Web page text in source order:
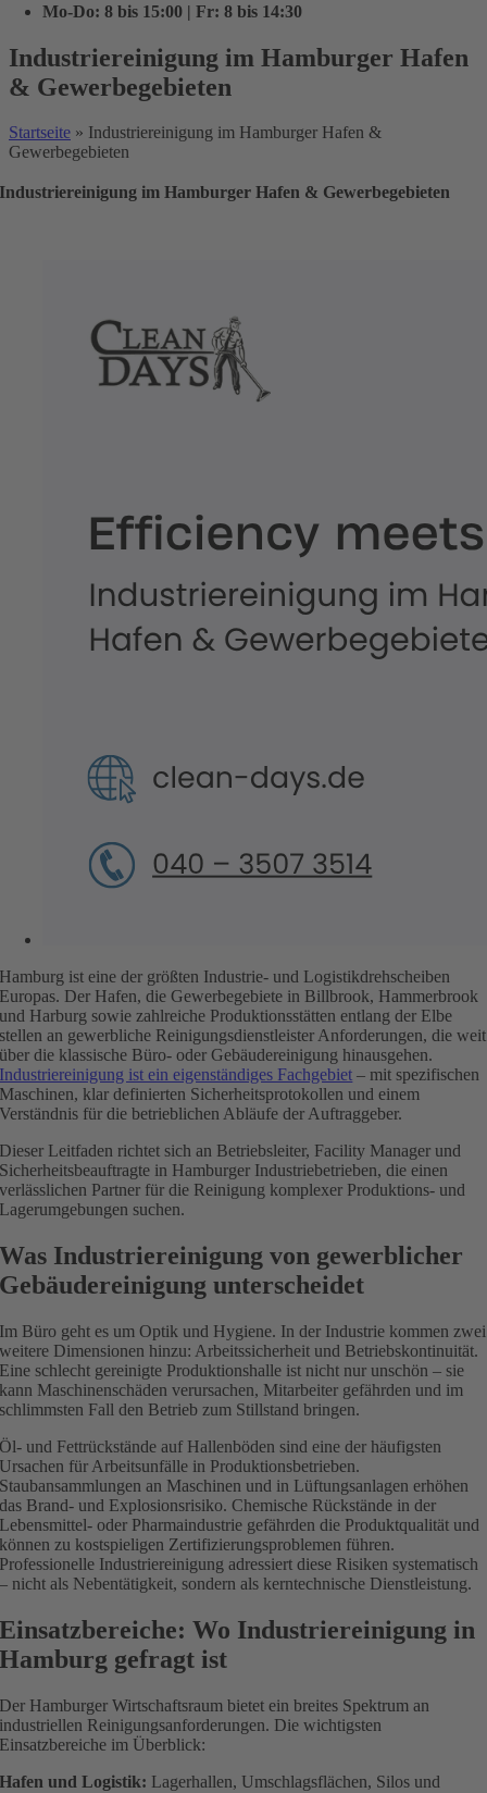
Mo-Do: 8 bis 15:00 | Fr: 8 bis 14:30
Industriereinigung im Hamburger Hafen
& Gewerbegebieten
Startseite » Industriereinigung im Hamburger Hafen &
Gewerbegebieten
Industriereinigung im Hamburger Hafen & Gewerbegebieten
Hamburg ist eine der größten Industrie- und Logistikdrehscheiben
Europas. Der Hafen, die Gewerbegebiete in Billbrook, Hammerbrook
und Harburg sowie zahlreiche Produktionsstätten entlang der Elbe
stellen an gewerbliche Reinigungsdienstleister Anforderungen, die weit
über die klassische Büro- oder Gebäudereinigung hinausgehen.
Industriereinigung ist ein eigenständiges Fachgebiet – mit spezifischen
Maschinen, klar definierten Sicherheitsprotokollen und einem
Verständnis für die betrieblichen Abläufe der Auftraggeber.
Dieser Leitfaden richtet sich an Betriebsleiter, Facility Manager und
Sicherheitsbeauftragte in Hamburger Industriebetrieben, die einen
verlässlichen Partner für die Reinigung komplexer Produktions- und
Lagerumgebungen suchen.
Was Industriereinigung von gewerblicher
Gebäudereinigung unterscheidet
Im Büro geht es um Optik und Hygiene. In der Industrie kommen zwei
weitere Dimensionen hinzu: Arbeitssicherheit und Betriebskontinuität.
Eine schlecht gereinigte Produktionshalle ist nicht nur unschön – sie
kann Maschinenschäden verursachen, Mitarbeiter gefährden und im
schlimmsten Fall den Betrieb zum Stillstand bringen.
Öl- und Fettrückstände auf Hallenböden sind eine der häufigsten
Ursachen für Arbeitsunfälle in Produktionsbetrieben.
Staubansammlungen an Maschinen und in Lüftungsanlagen erhöhen
das Brand- und Explosionsrisiko. Chemische Rückstände in der
Lebensmittel- oder Pharmaindustrie gefährden die Produktqualität und
können zu kostspieligen Zertifizierungsproblemen führen.
Professionelle Industriereinigung adressiert diese Risiken systematisch
– nicht als Nebentätigkeit, sondern als kerntechnische Dienstleistung.
Einsatzbereiche: Wo Industriereinigung in
Hamburg gefragt ist
Der Hamburger Wirtschaftsraum bietet ein breites Spektrum an
industriellen Reinigungsanforderungen. Die wichtigsten
Einsatzbereiche im Überblick:
Hafen und Logistik: Lagerhallen, Umschlagsflächen, Silos und